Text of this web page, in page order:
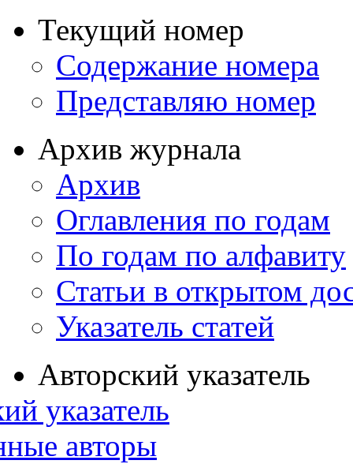
Текущий номер
Содержание номера
Представляю номер
Архив журнала
Архив
Оглавления по годам
По годам по алфавиту
Статьи в открытом
Указатель статей
Авторский указатель
указатель
авторы